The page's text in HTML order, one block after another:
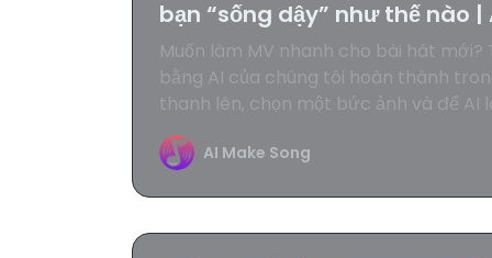
bạn “sống dậy” như thế nào |
Muốn làm MV nhanh cho bài hát
bằng AI của chúng tôi hoàn thành
thanh lên, chọn một bức ảnh và để AI
ảnh hát bài của bạn.
AI Make Song